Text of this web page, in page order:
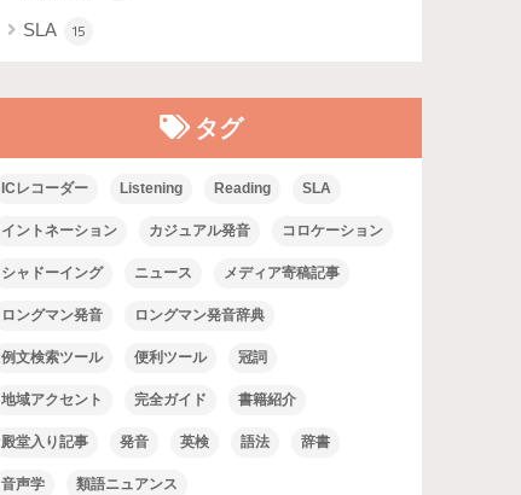
SLA 15
タグ
ICレコーダー Listening Reading SLA
イントネーション カジュアル発音 コロケーション
シャドーイング ニュース メディア寄稿記事
ロングマン発音 ロングマン発音辞典
例文検索ツール 便利ツール 冠詞
地域アクセント 完全ガイド 書籍紹介
殿堂入り記事 発音 英検 語法 辞書
音声学 類語ニュアンス